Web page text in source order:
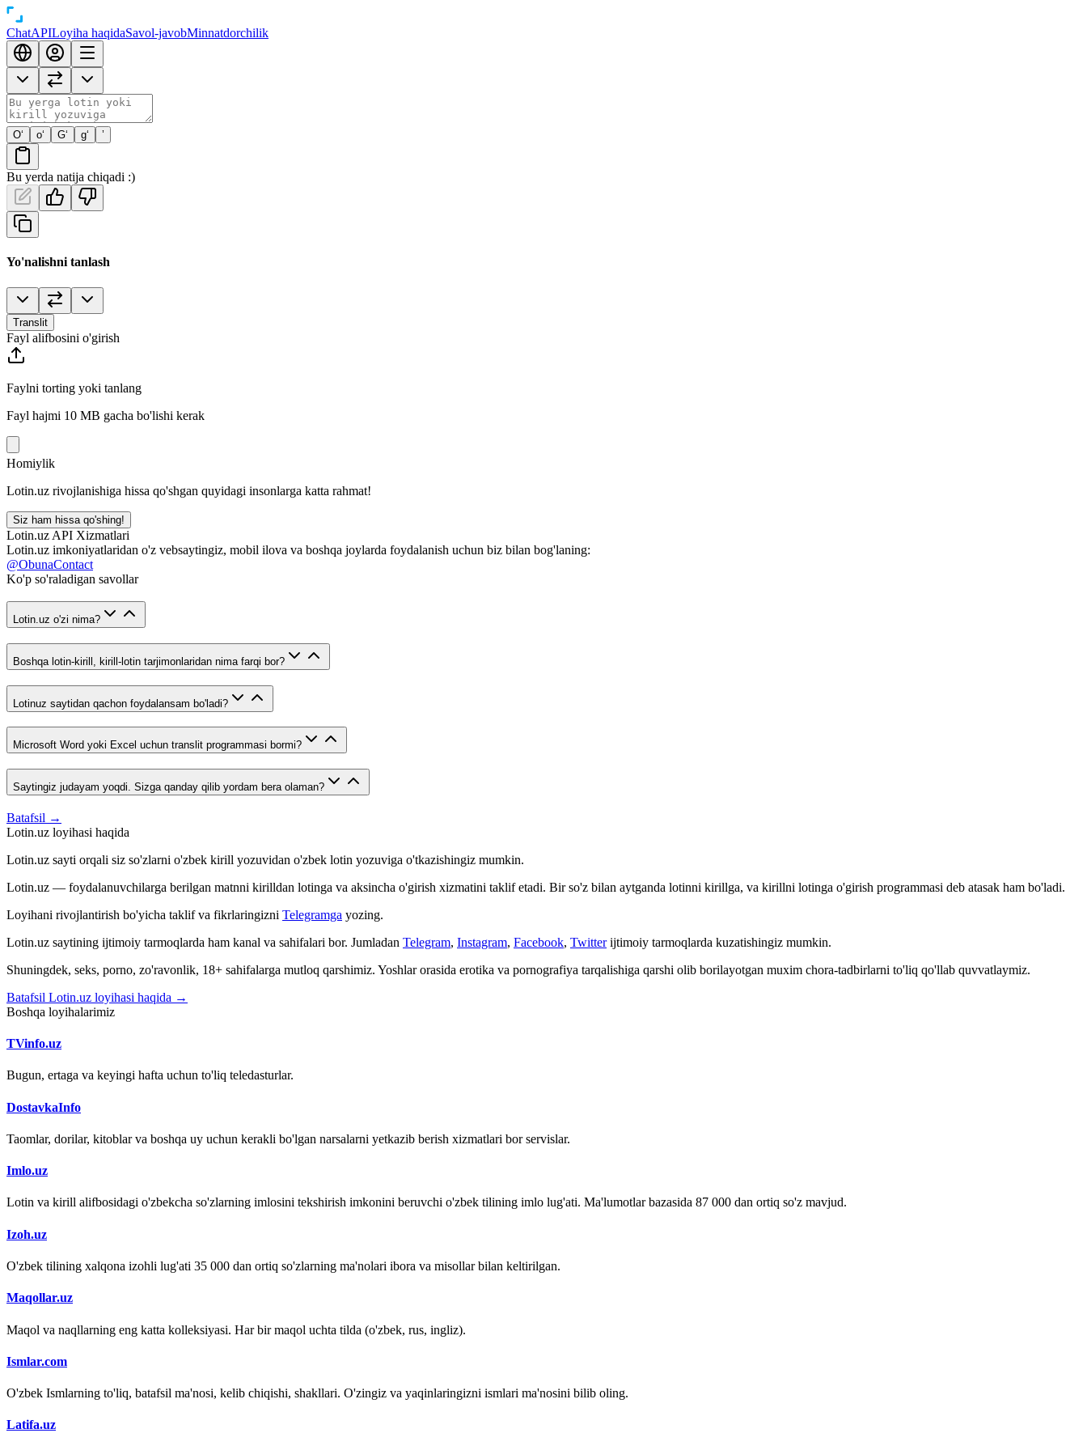
ChatAPILoyiha haqidaSavol-javobMinnatdorchilik
O‘ o‘ G‘ g‘ ’
Bu yerda natija chiqadi :)
Yo'nalishni tanlash
Translit
Fayl alifbosini o'girish
Faylni torting yoki tanlang
Fayl hajmi 10 MB gacha bo'lishi kerak
Homiylik
Lotin.uz rivojlanishiga hissa qo'shgan quyidagi insonlarga katta rahmat!
Siz ham hissa qo'shing!
Lotin.uz API Xizmatlari
Lotin.uz imkoniyatlaridan o'z vebsaytingiz, mobil ilova va boshqa joylarda foydalanish uchun biz bilan bog'laning:
@ObunaContact
Ko'p so'raladigan savollar
Lotin.uz o'zi nima?
Boshqa lotin-kirill, kirill-lotin tarjimonlaridan nima farqi bor?
Lotinuz saytidan qachon foydalansam bo'ladi?
Microsoft Word yoki Excel uchun translit programmasi bormi?
Saytingiz judayam yoqdi. Sizga qanday qilib yordam bera olaman?
Batafsil →
Lotin.uz loyihasi haqida
Lotin.uz sayti orqali siz so'zlarni o'zbek kirill yozuvidan o'zbek lotin yozuviga o'tkazishingiz mumkin.
Lotin.uz — foydalanuvchilarga berilgan matnni kirilldan lotinga va aksincha o'girish xizmatini taklif etadi. Bir so'z bilan aytganda lotinni kirillga, va kirillni lotinga o'girish programmasi deb atasak ham bo'ladi.
Loyihani rivojlantirish bo'yicha taklif va fikrlaringizni Telegramga yozing.
Lotin.uz saytining ijtimoiy tarmoqlarda ham kanal va sahifalari bor. Jumladan Telegram, Instagram, Facebook, Twitter ijtimoiy tarmoqlarda kuzatishingiz mumkin.
Shuningdek, seks, porno, zo'ravonlik, 18+ sahifalarga mutloq qarshimiz. Yoshlar orasida erotika va pornografiya tarqalishiga qarshi olib borilayotgan muxim chora-tadbirlarni to'liq qo'llab quvvatlaymiz.
Batafsil Lotin.uz loyihasi haqida →
Boshqa loyihalarimiz
TVinfo.uz
Bugun, ertaga va keyingi hafta uchun to'liq teledasturlar.
DostavkaInfo
Taomlar, dorilar, kitoblar va boshqa uy uchun kerakli bo'lgan narsalarni yetkazib berish xizmatlari bor servislar.
Imlo.uz
Lotin va kirill alifbosidagi o'zbekcha so'zlarning imlosini tekshirish imkonini beruvchi o'zbek tilining imlo lug'ati. Ma'lumotlar bazasida 87 000 dan ortiq so'z mavjud.
Izoh.uz
O'zbek tilining xalqona izohli lug'ati 35 000 dan ortiq so'zlarning ma'nolari ibora va misollar bilan keltirilgan.
Maqollar.uz
Maqol va naqllarning eng katta kolleksiyasi. Har bir maqol uchta tilda (o'zbek, rus, ingliz).
Ismlar.com
O'zbek Ismlarning to'liq, batafsil ma'nosi, kelib chiqishi, shakllari. O'zingiz va yaqinlaringizni ismlari ma'nosini bilib oling.
Latifa.uz